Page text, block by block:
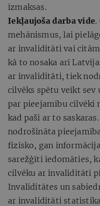
izmaksas.
Iekļaujoša darba vide.
mehānismus, lai
ar invaliditāti vai
kā to nosaka arī
ar invaliditāti, tiek
cilvēks spētu veikt sev
par pieejamību cilvēki
kad paši ar to
nodrošināta
fizisko, gan
sarežģīti iedomāties,
cilvēku ar invaliditāti
Invaliditātes un
ar invaliditāti